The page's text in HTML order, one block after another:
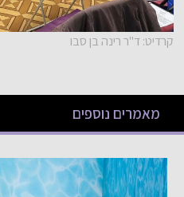
קרדיט: ד"ר רינה בן סבו
מאמרים נוספים